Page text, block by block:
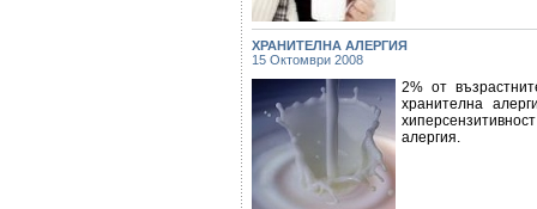
ХРАНИТЕЛНА АЛЕРГИЯ
15 Октомври 2008
2% от
хранителна
алергия.